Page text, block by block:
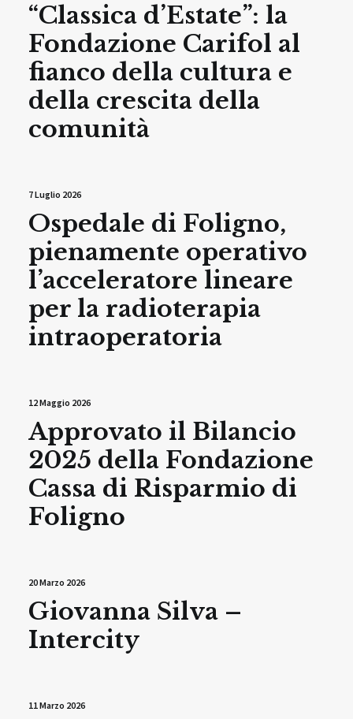
“Classica d’Estate”: la
Fondazione Carifol al
fianco della cultura e
della crescita della
comunità
7 Luglio 2026
Ospedale di Foligno,
pienamente operativo
l’acceleratore lineare
per la radioterapia
intraoperatoria
12 Maggio 2026
Approvato il Bilancio
2025 della Fondazione
Cassa di Risparmio di
Foligno
20 Marzo 2026
Giovanna Silva –
Intercity
11 Marzo 2026